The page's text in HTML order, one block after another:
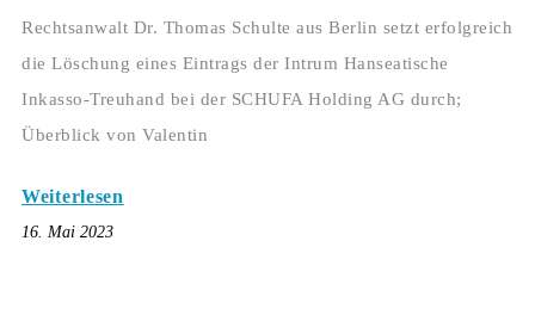
Rechtsanwalt Dr. Thomas Schulte aus Berlin setzt erfolgreich
die Löschung eines Eintrags der Intrum Hanseatische
Inkasso-Treuhand bei der SCHUFA Holding AG durch;
Überblick von Valentin
Weiterlesen
16. Mai 2023